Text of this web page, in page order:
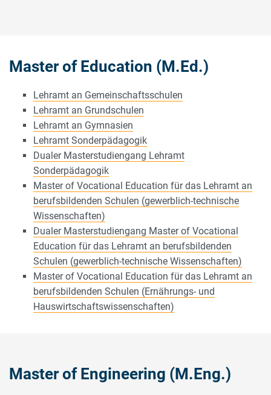
Master of Education (M.Ed.)
Lehramt an Gemeinschaftsschulen
Lehramt an Grundschulen
Lehramt an Gymnasien
Lehramt Sonderpädagogik
Dualer Masterstudiengang Lehramt
Sonderpädagogik
Master of Vocational Education für das Lehramt an
berufsbildenden Schulen (gewerblich-technische
Wissenschaften)
Dualer Masterstudiengang Master of Vocational
Education für das Lehramt an berufsbildenden
Schulen (gewerblich-technische Wissenschaften)
Master of Vocational Education für das Lehramt an
berufsbildenden Schulen (Ernährungs- und
Hauswirtschaftswissenschaften)
Master of Engineering (M.Eng.)